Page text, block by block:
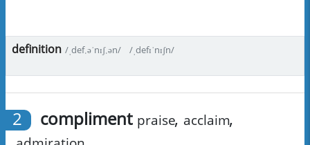
definition /ˌdef.əˈnɪʃ.ən/ /ˌdefɪˈnɪʃn/
2 compliment praise
, acclaim
,